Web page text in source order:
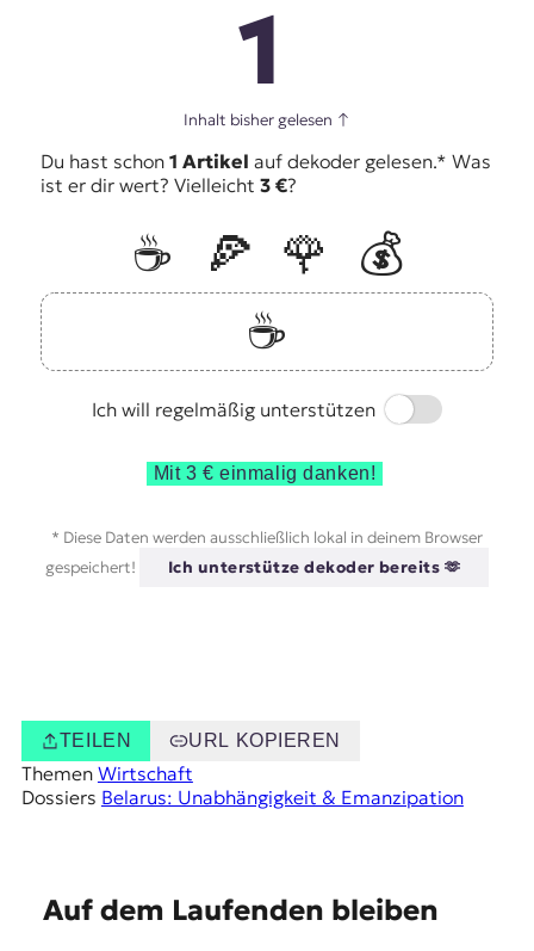
1
Inhalt bisher gelesen ↑
Du hast schon 1 Artikel auf dekoder gelesen.* Was
ist er dir wert? Vielleicht 3 €?
☕️ 🍕 🌹
💰
☕️
Ich will regelmäßig unterstützen
Switch
Mit 3 € einmalig danken!
* Diese Daten werden ausschließlich lokal in deinem Browser
gespeichert!
Ich unterstütze dekoder bereits 🫶
TEILEN URL KOPIEREN
Themen Wirtschaft
Dossiers Belarus: Unabhängigkeit & Emanzipation
Auf dem Laufenden bleiben